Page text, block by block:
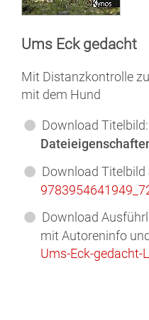
Ums Eck gedacht
Mit Distanzkontrolle
mit dem Hund
Download Titelbild:
Download Titelbild
Download
mit Autoreninfo
Ums-Eck-gedacht-